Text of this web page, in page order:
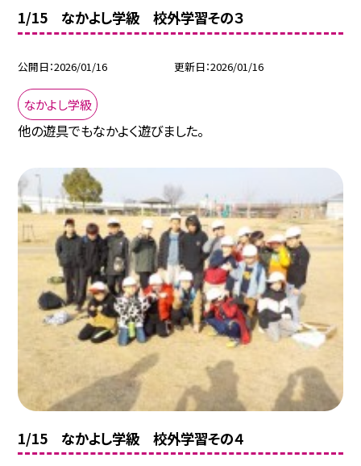
1/15 なかよし学級 校外学習その３
公開日 2026/01/16 更新日 2026/01/16
なかよし学級
他の遊具でもなかよく遊びました。
1/15 なかよし学級 校外学習その４